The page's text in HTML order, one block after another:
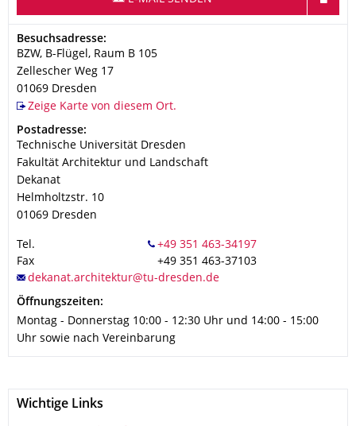
Adresse
Besuchsadresse:
BZW, B-Flügel, Raum B 105
Zellescher Weg 17
01069 Dresden
Zeige Karte von diesem Ort.
Adresse
Postadresse:
Technische Universität Dresden
Fakultät Architektur und Landschaft
Dekanat
Helmholtzstr. 10
01069 Dresden
Tel.
Fax
+49 351 463-37103
Öffnungszeiten:
Montag - Donnerstag 10:00 - 12:30 Uhr und 14:00 - 15:00
Uhr sowie nach Vereinbarung
Wichtige Links